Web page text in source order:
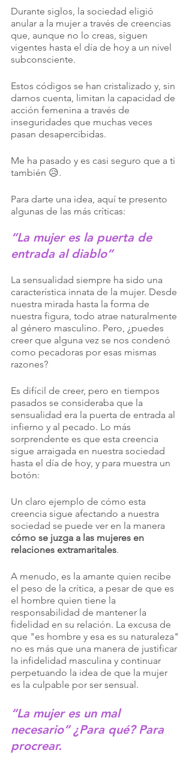
Durante siglos, la sociedad eligió
anular a la mujer a través de creencias
que, aunque no lo creas, siguen
vigentes hasta el día de hoy a un nivel
subconsciente.
Estos códigos se han cristalizado y, sin
darnos cuenta, limitan la capacidad de
acción femenina a través de
inseguridades que muchas veces
pasan desapercibidas.
Me ha pasado y es casi seguro que a ti
también 😥.
Para darte una idea, aquí te presento
algunas de las más críticas:
“La mujer es la puerta de
entrada al diablo”
La sensualidad siempre ha sido una
característica innata de la mujer. Desde
nuestra mirada hasta la forma de
nuestra figura, todo atrae naturalmente
al género masculino. Pero, ¿puedes
creer que alguna vez se nos condenó
como pecadoras por esas mismas
razones?
Es difícil de creer, pero en tiempos
pasados se consideraba que la
sensualidad era la puerta de entrada al
infierno y al pecado. Lo más
sorprendente es que esta creencia
sigue arraigada en nuestra sociedad
hasta el día de hoy, y para muestra un
botón:
Un claro ejemplo de cómo esta
creencia sigue afectando a nuestra
sociedad se puede ver en la manera
cómo se juzga a las mujeres en
relaciones extramaritales.
A menudo, es la amante quien recibe
el peso de la crítica, a pesar de que es
el hombre quien tiene la
responsabilidad de mantener la
fidelidad en su relación. La excusa de
que "es hombre y esa es su naturaleza"
no es más que una manera de justificar
la infidelidad masculina y continuar
perpetuando la idea de que la mujer
es la culpable por ser sensual.
“La mujer es un mal
necesario” ¿Para qué? Para
procrear.